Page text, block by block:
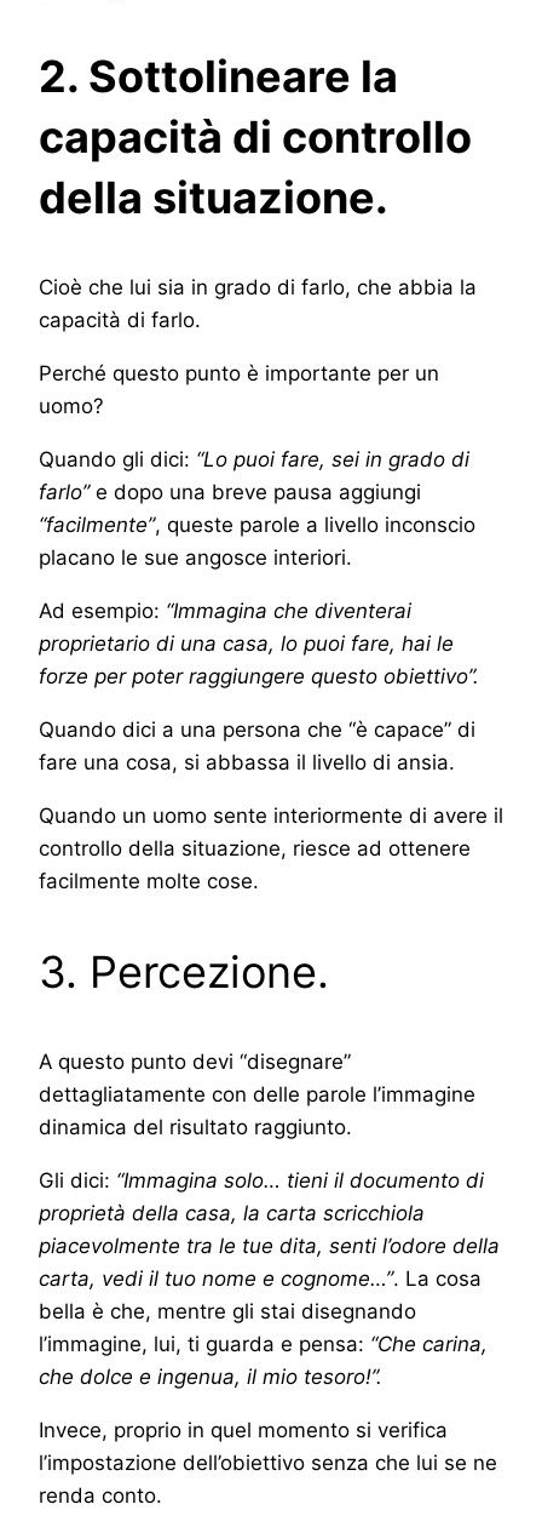
2. Sottolineare la
capacità di controllo
della situazione.
Cioè che lui sia in grado di farlo, che abbia la
capacità di farlo.
Perché questo punto è importante per un
uomo?
Quando gli dici: “Lo puoi fare, sei in grado di
farlo”e dopo una breve pausa aggiungi
“facilmente”, queste parole a livello inconscio
placano le sue angosce interiori.
Ad esempio: “Immagina che diventerai
proprietario di una casa, lo puoi fare, hai le
forze per poter raggiungere questo obiettivo”.
Quando dici a una persona che “è capace” di
fare una cosa, si abbassa il livello di ansia.
Quando un uomo sente interiormente di avere il
controllo della situazione, riesce ad ottenere
facilmente molte cose.
3. Percezione.
A questo punto devi “disegnare”
dettagliatamente con delle parole l’immagine
dinamica del risultato raggiunto.
Gli dici: “Immagina solo… tieni il documento di
proprietà della casa, la carta scricchiola
piacevolmente tra le tue dita, senti l’odore della
carta, vedi il tuo nome e cognome…”. La cosa
bella è che, mentre gli stai disegnando
l’immagine, lui, ti guarda e pensa: “Che carina,
che dolce e ingenua, il mio tesoro!”.
Invece, proprio in quel momento si verifica
l’impostazione dell’obiettivo senza che lui se ne
renda conto.